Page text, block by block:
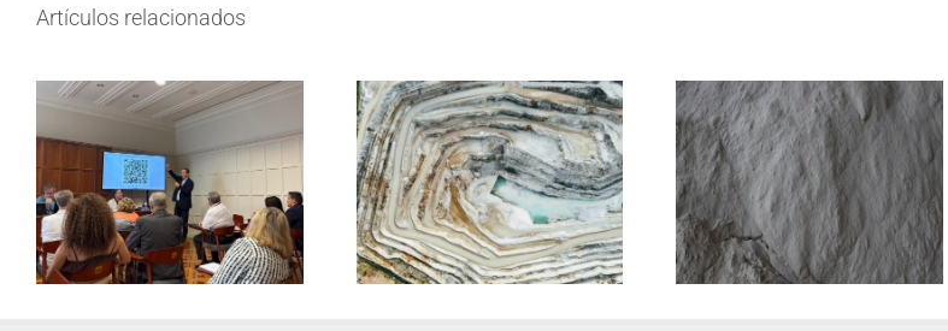
Artículos relacionados